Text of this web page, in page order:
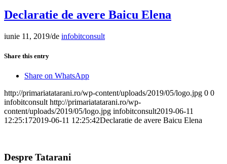
Declaratie de avere Baicu Elena
iunie 11, 2019/de infobitconsult
Share this entry
Share on WhatsApp
http://primariatatarani.ro/wp-content/uploads/2019/05/logo.jpg 0 0
infobitconsult http://primariatatarani.ro/wp-
content/uploads/2019/05/logo.jpg infobitconsult2019-06-11
12:25:172019-06-11 12:25:42Declaratie de avere Baicu Elena
Despre Tatarani